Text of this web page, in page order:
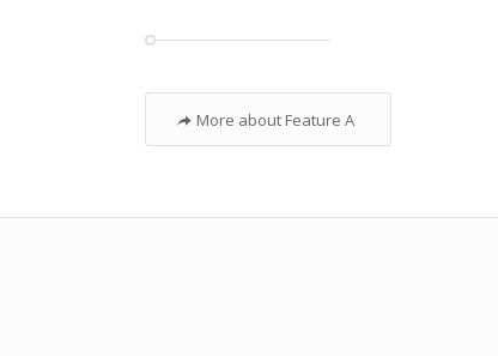
More about Feature A